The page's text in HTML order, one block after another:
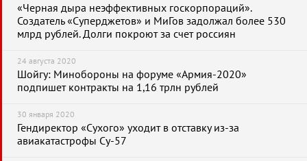
«Черная дыра неэффективных госкорпораций».
Создатель «Суперджетов» и МиГов задолжал более 530
млрд рублей. Долги покроют за счет россиян
24 августа 2020
Шойгу: Минобороны на форуме «Армия-2020»
подпишет контракты на 1,16 трлн рублей
30 января 2020
Гендиректор «Сухого» уходит в отставку из-за
авиакатастрофы Су-57